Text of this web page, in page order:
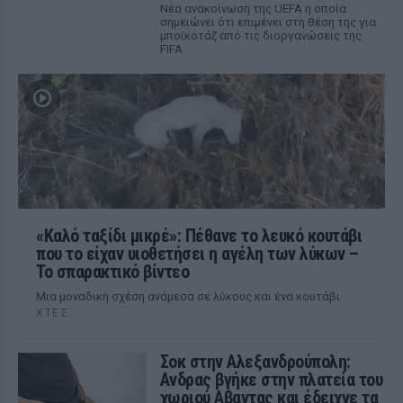
Νέα ανακοίνωση της UEFA η οποία
σημειώνει ότι επιμένει στη θέση της για
μποϊκοτάζ από τις διοργανώσεις της
FIFA
«Καλό ταξίδι μικρέ»: Πέθανε το λευκό κουτάβι
που το είχαν υιοθετήσει η αγέλη των λύκων –
Το σπαρακτικό βίντεο
Μια μοναδική σχέση ανάμεσα σε λύκους και ένα κουτάβι
ΧΤΕΣ
Σοκ στην Αλεξανδρούπολη:
Ανδρας βγήκε στην πλατεία του
χωριού Αβαντας και έδειχνε τα